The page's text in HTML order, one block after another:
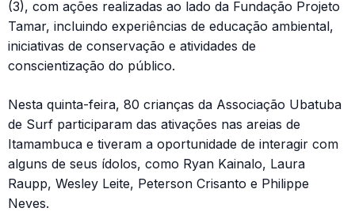
(3), com ações realizadas ao lado da Fundação Projeto
Tamar, incluindo experiências de educação ambiental,
iniciativas de conservação e atividades de
conscientização do público.
Nesta quinta-feira, 80 crianças da Associação Ubatuba
de Surf participaram das ativações nas areias de
Itamambuca e tiveram a oportunidade de interagir com
alguns de seus ídolos, como Ryan Kainalo, Laura
Raupp, Wesley Leite, Peterson Crisanto e Philippe
Neves.